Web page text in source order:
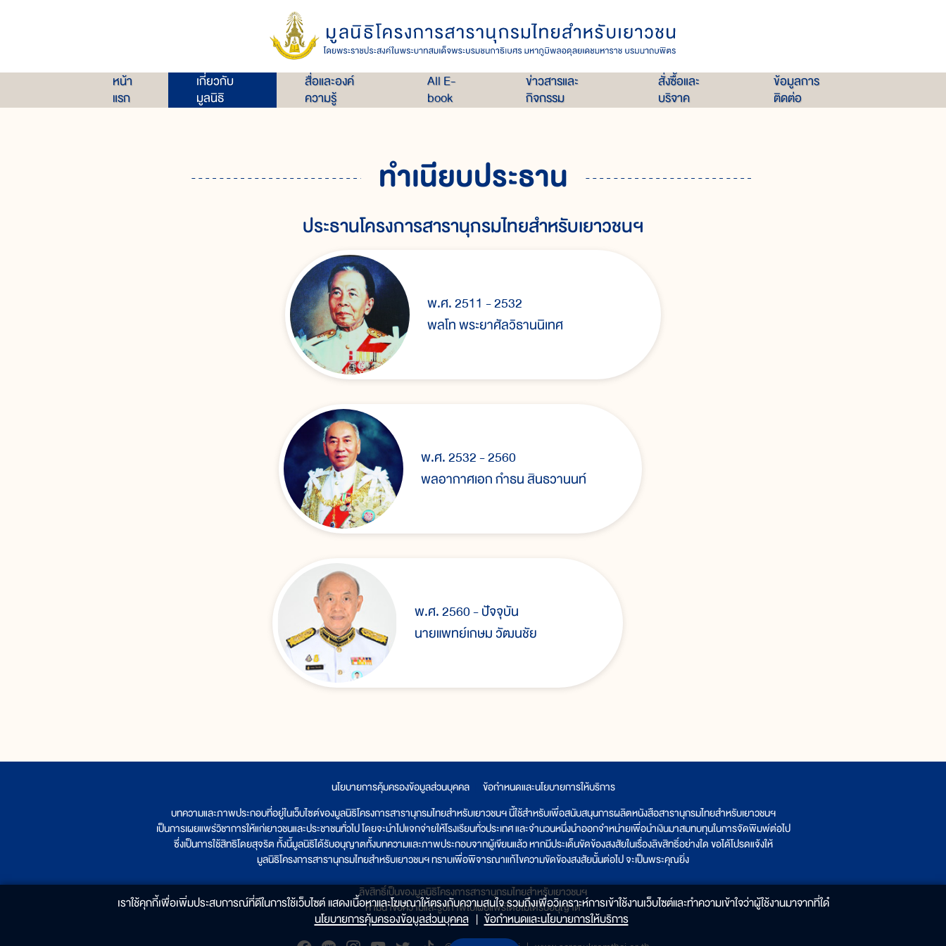
หน้า
แรก
เกี่ยวกับ
มูลนิธิ
สื่อและองค์
ความรู้
All E-
book
ข่าวสารและ
กิจกรรม
สั่งซื้อและ
บริจาค
ข้อมูลการ
ติดต่อ
ทำเนียบประธาน
ประธานโครงการสารานุกรมไทยสำหรับเยาวชนฯ
พ.ศ. 2511 - 2532
พลโท พระยาศัลวิธานนิเทศ
พ.ศ. 2532 - 2560
พลอากาศเอก กำธน สินธวานนท์
พ.ศ. 2560 - ปัจจุบัน
นายแพทย์เกษม วัฒนชัย
นโยบายการคุ้มครองข้อมูลส่วนบุคคล
ข้อกำหนดและนโยบายการให้บริการ
บทความและภาพประกอบที่อยู่ในเว็บไซต์ของมูลนิธิโครงการสารานุกรมไทยสำหรับเยาวชนฯ นี้ใช้สำหรับเพื่อสนับสนุนการผลิตหนังสือสารานุกรมไทยสำหรับเยาวชนฯ
เป็นการเผยแพร่วิชาการให้แก่เยาวชนและประชาชนทั่วไป โดยจะนำไปแจกจ่ายให้โรงเรียนทั่วประเทศ และจำนวนหนึ่งนำออกจำหน่ายเพื่อนำเงินมาสมทบทุนในการจัดพิมพ์ต่อไป
ซึ่งเป็นการใช้สิทธิโดยสุจริต ทั้งนี้มูลนิธิได้รับอนุญาตทั้งบทความและภาพประกอบจากผู้เขียนแล้ว หากมีประเด็นขัดข้องสงสัยในเรื่องลิขสิทธิ์อย่างใด ขอได้โปรดแจ้งให้
มูลนิธิโครงการสารานุกรมไทยสำหรับเยาวชนฯ ทราบเพื่อพิจารณาแก้ไขความขัดข้องสงสัยนั้นต่อไป จะเป็นพระคุณยิ่ง
ลิขสิทธิ์เป็นของมูลนิธิโครงการสารานุกรมไทยสำหรับเยาวชนฯ
ห้ามนำข้อความและรูปภาพไปเผยแพร่โดยไม่ได้รับอนุญาต
เราใช้คุกกี้เพื่อเพิ่มประสบการณ์ที่ดีในการใช้เว็บไซต์ แสดงเนื้อหาและโฆษณาให้ตรงกับความสนใจ รวมถึงเพื่อวิเคราะห์การเข้าใช้งานเว็บไซต์และทำความเข้าใจว่าผู้ใช้งานมาจากที่ใด๋
นโยบายการคุ้มครองข้อมูลส่วนบุคคล | ข้อกำหนดและนโยบายการให้บริการ